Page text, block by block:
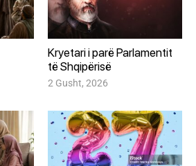
Kryetari i parë Parlamentit
të Shqipërisë
2 Gusht, 2026